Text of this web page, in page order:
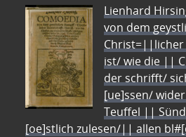
Lienhard
von dem
Christ=||licher
ist/ wie die ||
der schrifft/
[ue]ssen/
Teuffel ||
[oe]stlich zulesen/|| allen